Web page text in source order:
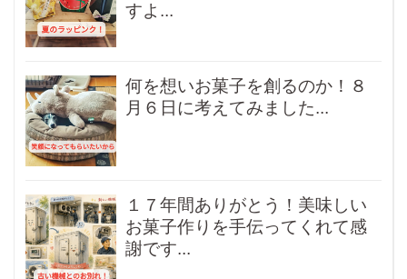
すよ...
何を想いお菓子を創るのか！８
月６日に考えてみました...
１７年間ありがとう！美味しい
お菓子作りを手伝ってくれて感
謝です...